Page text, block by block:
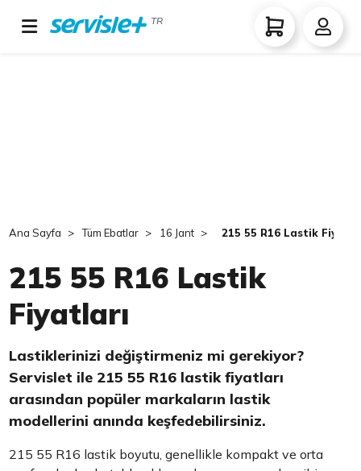
TR
Ana Sayfa Tüm Ebatlar 16 Jant 215 55 R16 Lastik
215 55 R16 Lastik
Fiyatları
Lastiklerinizi değiştirmeniz mi gerekiyor?
Servislet ile 215 55 R16 lastik fiyatları
arasından popüler markaların lastik
modellerini anında keşfedebilirsiniz.
215 55 R16 lastik boyutu, genellikle kompakt ve orta